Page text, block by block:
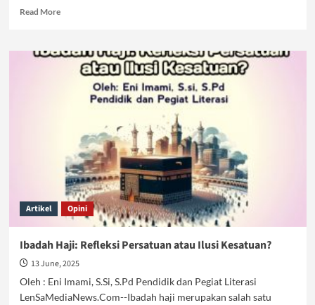
Read MoreRead
Muharram,
Momentum
Muhasabah
Mewujudkan
Artikel Opini
Ibadah Haji: Refleksi Persatuan atau Ilusi Kesatuan?
13 June, 2025
Oleh : Eni Imami, S.Si, S.Pd Pendidik dan Pegiat Literasi
LenSaMediaNews.Com--Ibadah haji merupakan salah satu